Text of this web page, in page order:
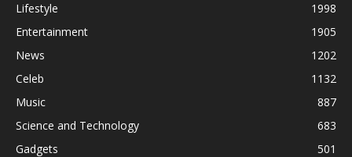
Lifestyle
1998
Entertainment
1905
News
1202
Celeb
1132
Music
887
Science and Technology
683
Gadgets
501